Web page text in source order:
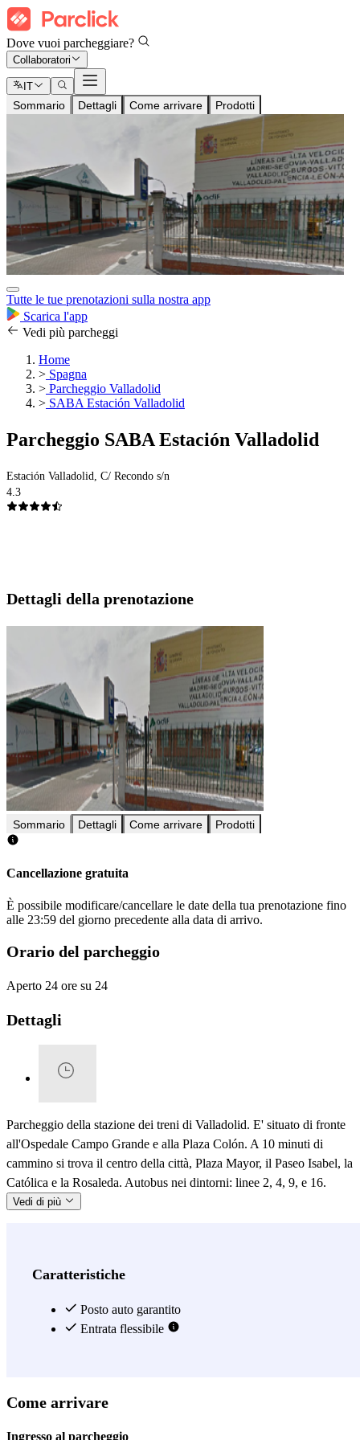
Dove vuoi parcheggiare?
Collaboratori
IT
Sommario Dettagli Come arrivare Prodotti
Tutte le tue prenotazioni sulla nostra app
Scarica l'app
Vedi più parcheggi
Home
> Spagna
> Parcheggio Valladolid
> SABA Estación Valladolid
Parcheggio SABA Estación Valladolid
Estación Valladolid, C/ Recondo s/n
4.3
Dettagli della prenotazione
Sommario Dettagli Come arrivare Prodotti
Cancellazione gratuita
È possibile modificare/cancellare le date della tua prenotazione fino
alle 23:59 del giorno precedente alla data di arrivo.
Orario del parcheggio
Aperto 24 ore su 24
Dettagli
Parcheggio della stazione dei treni di Valladolid. E' situato di fronte
all'Ospedale Campo Grande e alla Plaza Colón. A 10 minuti di
cammino si trova il centro della città, Plaza Mayor, il Paseo Isabel, la
Católica e la Rosaleda. Autobus nei dintorni: linee 2, 4, 9, e 16.
Vedi di più
Caratteristiche
Posto auto garantito
Entrata flessibile
Come arrivare
Ingresso al parcheggio